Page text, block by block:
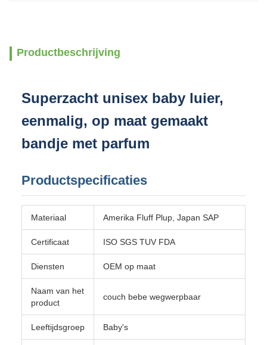
Productbeschrijving
Superzacht unisex baby luier,
eenmalig, op maat gemaakt
bandje met parfum
Productspecificaties
Materiaal Amerika Fluff Plup, Japan SAP
Certificaat ISO SGS TUV FDA
Diensten OEM op maat
Naam van het
product
couch bebe wegwerpbaar
Leeftijdsgroep Baby's